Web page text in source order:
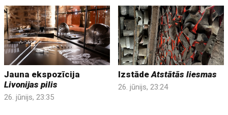
Jauna ekspozīcija
Livonijas pilis
26. jūnijs, 23:35
IzstādeAtstātās liesmas
26. jūnijs, 23:24